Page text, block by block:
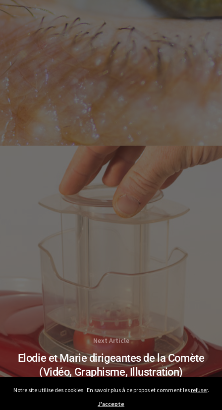
Next Article
Elodie et Marie dirigeantes de la Comète
(Vidéo, Graphisme, Illustration)
Notre site utilise des cookies. En savoir plus à ce propos et comment lesrefuser.
J'accepte